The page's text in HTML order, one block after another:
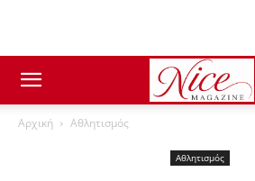
Αρχική Αθλητισμός
Αθλητισμός